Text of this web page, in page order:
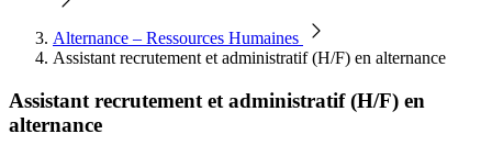
Alternance – Ressources Humaines
Assistant recrutement et administratif (H/F) en alternance
Assistant recrutement et administratif (H/F) en
alternance